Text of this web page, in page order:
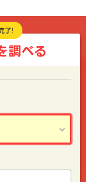
了!
調べる